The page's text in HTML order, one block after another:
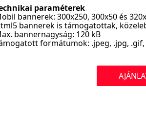
paraméterek
bannerek: 300x250, 300x50 és
bannerek is támogatottak,
bannernagyság: 120 kB
formátumok: .jpeg, .jpg, .gif,